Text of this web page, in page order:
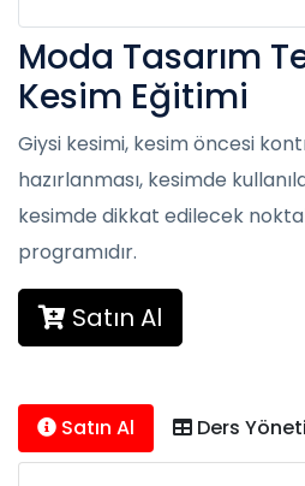
Moda Tasarım
Kesim Eğitimi
Giysi kesimi, kesim öncesi
hazırlanması, kesimde
kesimde dikkat edilecek
programıdır.
Satın Al
Satın Al Ders